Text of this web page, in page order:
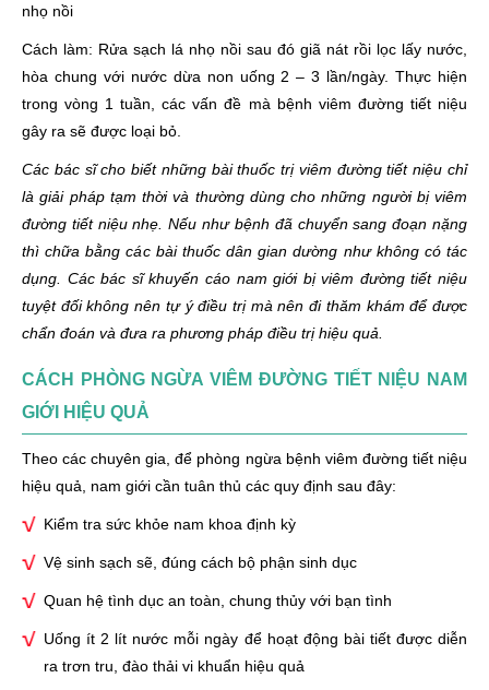
nhọ nồi
Cách làm: Rửa sạch lá nhọ nồi sau đó giã nát rồi lọc lấy nước,
hòa chung với nước dừa non uống 2 – 3 lần/ngày. Thực hiện
trong vòng 1 tuần, các vấn đề mà bệnh viêm đường tiết niệu
gây ra sẽ được loại bỏ.
Các bác sĩ cho biết những bài thuốc trị viêm đường tiết niệu chỉ
là giải pháp tạm thời và thường dùng cho những người bị viêm
đường tiết niệu nhẹ. Nếu như bệnh đã chuyển sang đoạn nặng
thì chữa bằng các bài thuốc dân gian dường như không có tác
dụng. Các bác sĩ khuyến cáo nam giới bị viêm đường tiết niệu
tuyệt đối không nên tự ý điều trị mà nên đi thăm khám để được
chẩn đoán và đưa ra phương pháp điều trị hiệu quả.
CÁCH PHÒNG NGỪA VIÊM ĐƯỜNG TIẾT NIỆU NAM
GIỚI HIỆU QUẢ
Theo các chuyên gia, để phòng ngừa bệnh viêm đường tiết niệu
hiệu quả, nam giới cần tuân thủ các quy định sau đây:
Kiểm tra sức khỏe nam khoa định kỳ
Vệ sinh sạch sẽ, đúng cách bộ phận sinh dục
Quan hệ tình dục an toàn, chung thủy với bạn tình
Uống ít 2 lít nước mỗi ngày để hoạt động bài tiết được diễn
ra trơn tru, đào thải vi khuẩn hiệu quả